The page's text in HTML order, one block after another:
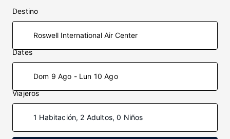
Destino
Dates
Dom 9 Ago - Lun 10 Ago
Viajeros
1 Habitación, 2 Adultos, 0 Niños